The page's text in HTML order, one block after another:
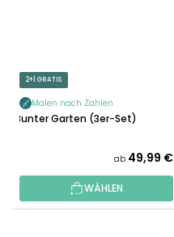
2+1 GRATIS
Malen nach Zahlen
Bunter Garten (3er-Set)
ab 49,99 €
WÄHLEN